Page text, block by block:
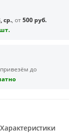
ср., от500 руб.
до
Характеристики